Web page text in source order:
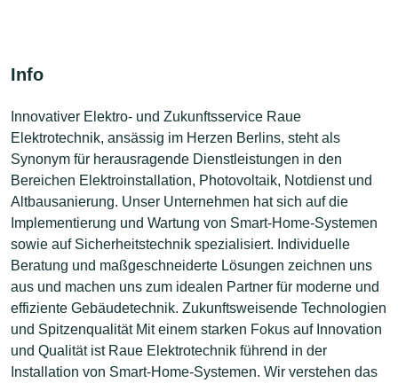
Info
Innovativer Elektro- und Zukunftsservice Raue
Elektrotechnik, ansässig im Herzen Berlins, steht als
Synonym für herausragende Dienstleistungen in den
Bereichen Elektroinstallation, Photovoltaik, Notdienst und
Altbausanierung. Unser Unternehmen hat sich auf die
Implementierung und Wartung von Smart-Home-Systemen
sowie auf Sicherheitstechnik spezialisiert. Individuelle
Beratung und maßgeschneiderte Lösungen zeichnen uns
aus und machen uns zum idealen Partner für moderne und
effiziente Gebäudetechnik. Zukunftsweisende Technologien
und Spitzenqualität Mit einem starken Fokus auf Innovation
und Qualität ist Raue Elektrotechnik führend in der
Installation von Smart-Home-Systemen. Wir verstehen das